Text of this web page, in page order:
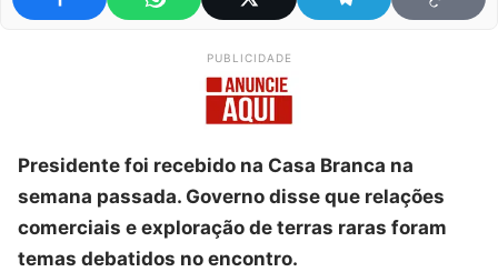
PUBLICIDADE
Presidente foi recebido na Casa Branca na
semana passada. Governo disse que relações
comerciais e exploração de terras raras foram
temas debatidos no encontro.